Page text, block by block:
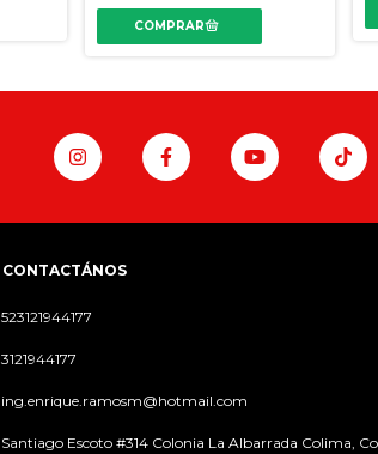
CONTACTÁNOS
523121944177
3121944177
ing.enrique.ramosm@hotmail.com
Santiago Escoto #314 Colonia La Albarrada Colima,